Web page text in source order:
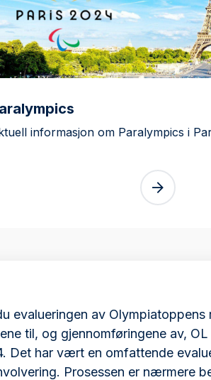
informasjon om Paralympics i
evalueringen av Olympiatoppens
til, og gjennomføringene av,
Det har vært en omfattende
Prosessen er nærmere